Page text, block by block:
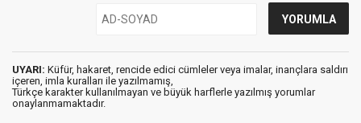
UYARI: Küfür, hakaret, rencide edici cümleler veya imalar, inançlara saldırı
içeren, imla kuralları ile yazılmamış,
Türkçe karakter kullanılmayan ve büyük harflerle yazılmış yorumlar
onaylanmamaktadır.